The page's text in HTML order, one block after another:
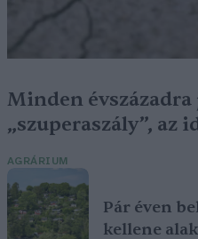
Minden
„szuperaszály”, az
AGRÁRIUM
Pár éven
kellene